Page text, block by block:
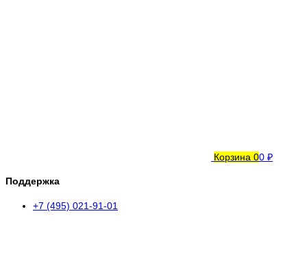
Корзина 00 ₽
Поддержка
+7 (495) 021-91-01